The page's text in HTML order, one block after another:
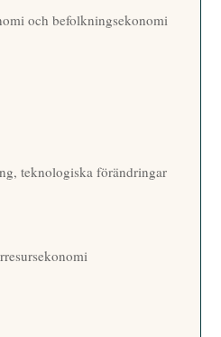
och befolkningsekonomi
teknologiska förändringar